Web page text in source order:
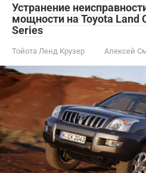
Устранение
мощности на Toyota Land
Series
Тойота Ленд Крузер Алексей